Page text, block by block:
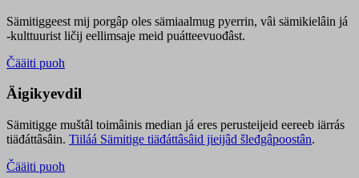
Sämitiggeest mij porgâp oles sämiaalmug pyerrin, vâi sämikielâin já
-kulttuurist ličij eellimsaje meid puátteevuođâst.
Čääiti puoh
Äigikyevdil
Sämitigge muštâl toimâinis median já eres perusteijeid eereeb iärrás
tiäđáttâsâin. Tiiláá Sämitige tiäđáttâsâid jieijâd šleđgâpoostân.
Čääiti puoh